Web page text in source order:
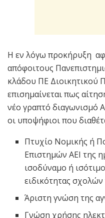
Η εν λόγω προκήρυξη
απόφοιτους
κλάδου ΠΕ Διοικητικού
επισημαίνεται πως
νέο γραπτό
οι υποψήφιοι που
Πτυχίο Νομικής ή
Επιστημών ΑΕΙ της
ισοδύναμο ή
ειδικότητας
Άριστη γνώση της
Γνώση χρήσης